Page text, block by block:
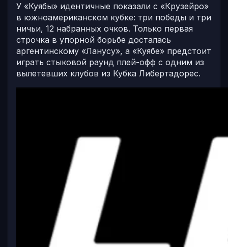
У «Куябы» идентичные показали с «Крузейро»
в южноамериканском кубке: три победы и три
ничьи, 12 набранных очков. Только первая
строчка в упорной борьбе досталась
аргентинскому «Ланусу», а «Куябе» предстоит
играть стыковой раунд плей-офф с одним из
вылетевших клубов из Кубка Либертадорес.